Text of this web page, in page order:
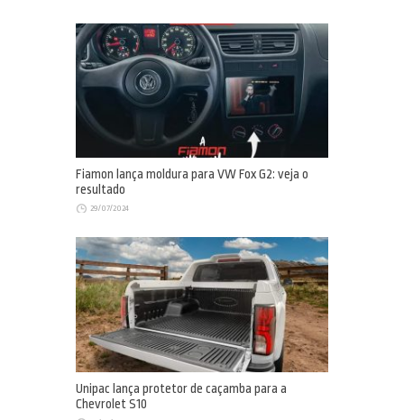
Fiamon lança moldura para VW Fox G2: veja o
resultado
29/07/2024
Unipac lança protetor de caçamba para a
Chevrolet S10